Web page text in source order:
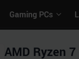
Gaming PCs
AMD Ryzen